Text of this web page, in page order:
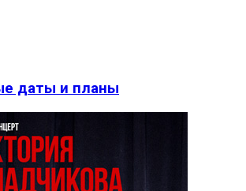
даты и планы